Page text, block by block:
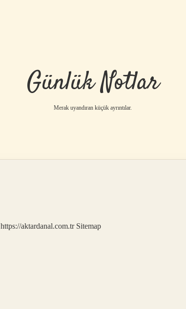
Günlük Notlar
Merak uyandıran küçük ayrıntılar.
https://aktardanal.com.tr Sitemap